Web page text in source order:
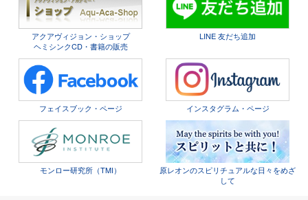
アクアヴィジョン・ショップ
ヘミシンクCD・書籍の販売
LINE 友だち追加
フェイスブック・ページ インスタグラム・ページ
モンロー研究所（TMI）
原レオンのスピリチュアルな日々をめざ
して